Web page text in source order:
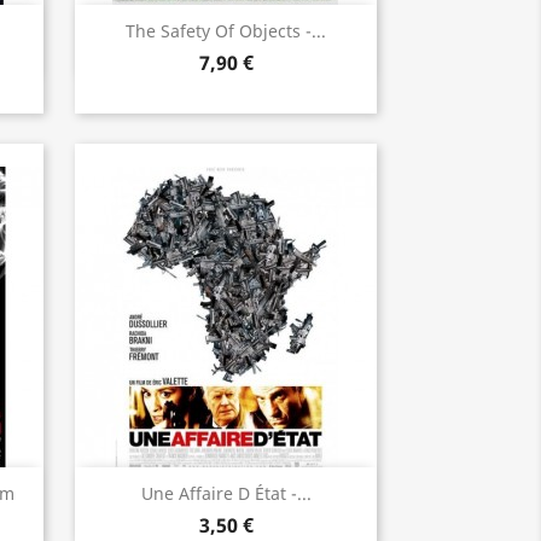
The Safety Of Objects -...
7,90 €
Aperçu rapide
Une Affaire D État -...
3,50 €
Aperçu rapide